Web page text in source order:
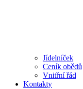
Jídelníček
Ceník obědů
Vnitřní řád
Kontakty